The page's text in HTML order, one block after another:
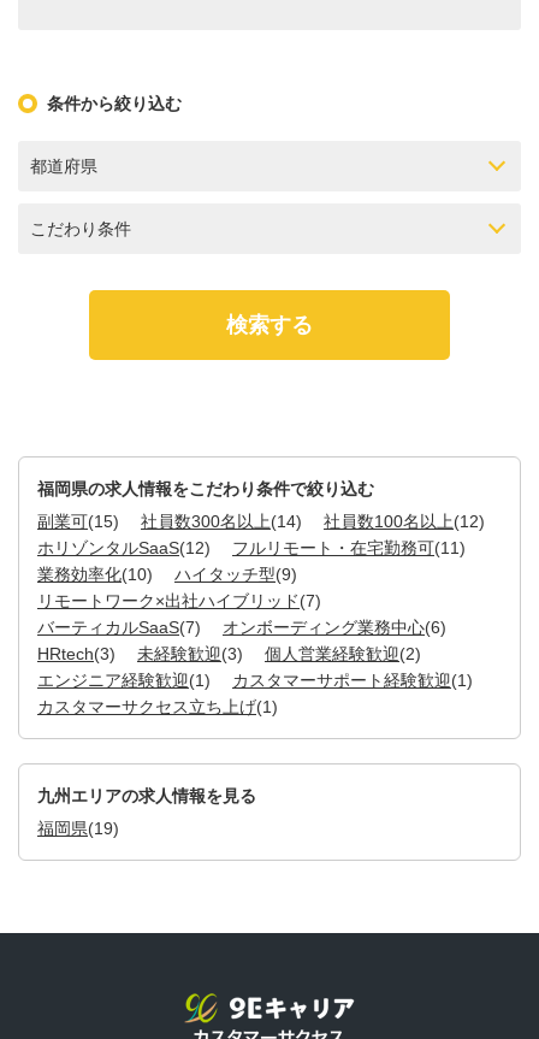
条件から絞り込む
都道府県
こだわり条件
福岡県の求人情報をこだわり条件で絞り込む
副業可(15) 社員数300名以上(14) 社員数100名以上(12)
ホリゾンタルSaaS(12) フルリモート・在宅勤務可(11)
業務効率化(10) ハイタッチ型(9)
リモートワーク×出社ハイブリッド(7)
バーティカルSaaS(7) オンボーディング業務中心(6)
HRtech(3) 未経験歓迎(3) 個人営業経験歓迎(2)
エンジニア経験歓迎(1) カスタマーサポート経験歓迎(1)
カスタマーサクセス立ち上げ(1)
九州エリアの求人情報を見る
福岡県(19)